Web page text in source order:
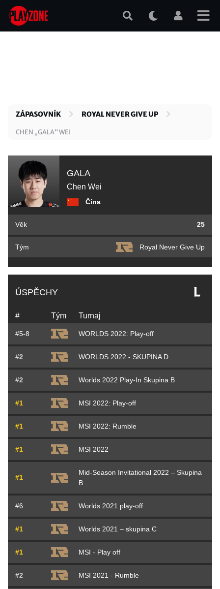
Přejít
hlavnímu
ZÁPASOVNÍK ROYAL NEVER GIVE UP
CHEN „GALA“ WEI
GALA
Chen Wei
Čína
Věk 25
Tým Royal Never Give Up
ÚSPĚCHY
# Tým Turnaj
#5-8 WORLDS 2022: Play-off
#2 WORLDS 2022 - SKUPINA D
#2 Worlds 2022 Play-In Skupina B
#1 MSI 2022: Play-off
#1 MSI 2022: Rumble
#1 MSI 2022
#1
Mid-Season Invitational 2022 – Skupina
B
#6 Worlds 2021 play-off
#1 Worlds 2021 – skupina C
#1 MSI - Play off
#2 MSI 2021 - Rumble